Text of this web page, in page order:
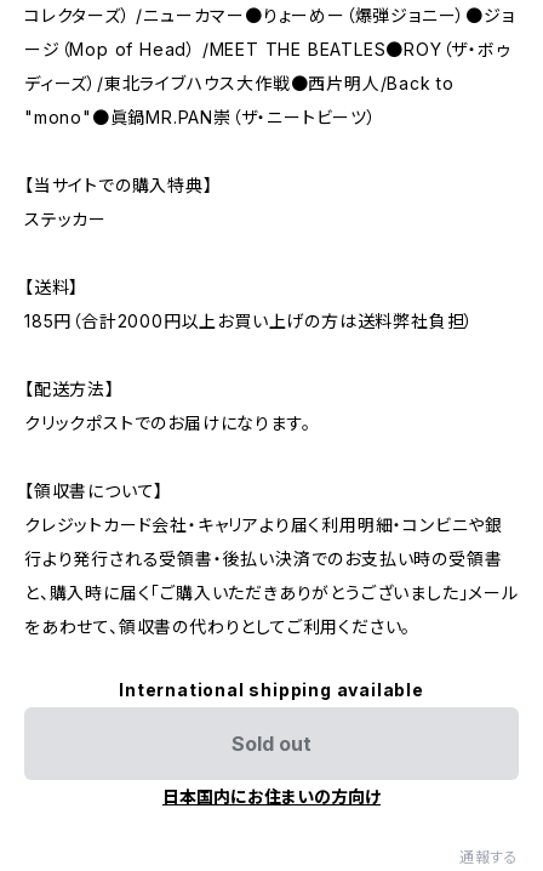
コレクターズ） /ニューカマー●りょーめー（爆弾ジョニー）●ジョ
ージ（Mop of Head） /MEET THE BEATLES●ROY（ザ・ボゥ
ディーズ）/東北ライブハウス大作戦●西片明人/Back to
"mono"●眞鍋MR.PAN崇（ザ・ニートビーツ）
【当サイトでの購入特典】
ステッカー
【送料】
185円（合計2000円以上お買い上げの方は送料弊社負担）
【配送方法】
クリックポストでのお届けになります。
【領収書について】
クレジットカード会社・キャリアより届く利用明細・コンビニや銀
行より発行される受領書・後払い決済でのお支払い時の受領書
と、購入時に届く「ご購入いただきありがとうございました」メール
をあわせて、領収書の代わりとしてご利用ください。
International shipping available
Sold out
日本国内にお住まいの方向け
通報する